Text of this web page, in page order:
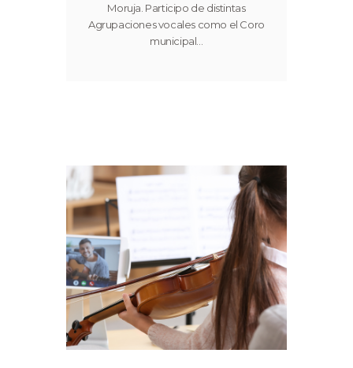
Moruja. Participo de distintas
Agrupaciones vocales como el Coro
municipal…